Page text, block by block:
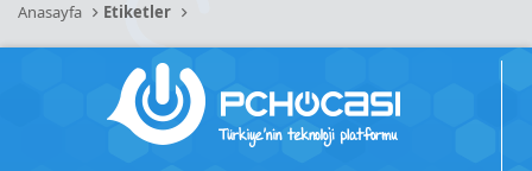
Anasayfa Etiketler